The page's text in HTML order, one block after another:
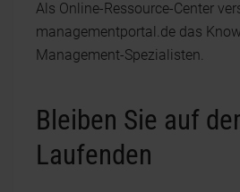
Als Online-Ressource-Center
managementportal.de das
Management-Spezialisten.
Bleiben Sie auf
Laufenden